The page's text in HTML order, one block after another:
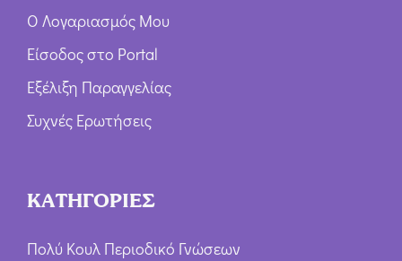
Ο Λογαριασμός Μου
Είσοδος στο Portal
Εξέλιξη Παραγγελίας
Συχνές Ερωτήσεις
ΚΑΤΗΓΟΡΙΕΣ
Πολύ Κουλ Περιοδικό Γνώσεων